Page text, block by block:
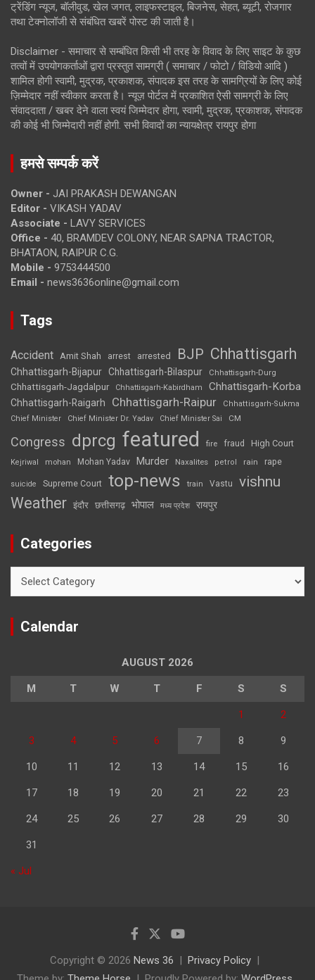
ट्रेंडिंग न्यूज, बॉलीवुड, खेल जगत, लाइफस्टाइल, बिजनेस, सेहत, ब्यूटी, रोजगार
तथा टेक्नोलॉजी से संबंधित खबरें पोस्ट की जाती है।
Disclaimer - समाचार से सम्बंधित किसी भी तरह के विवाद के लिए साइट के कुछ
तत्वों में उपयोगकर्ताओं द्वारा प्रस्तुत सामग्री ( समाचार / फोटो / विडियो आदि )
शामिल होगी स्वामी, मुद्रक, प्रकाशक, संपादक इस तरह के सामग्रियों के लिए कोई
ज़िम्मेदार नहीं स्वीकार करता है। न्यूज़ पोर्टल में प्रकाशित ऐसी सामग्री के लिए
संवाददाता / खबर देने वाला स्वयं जिम्मेदार होगा, स्वामी, मुद्रक, प्रकाशक, संपादक
की कोई भी जिम्मेदारी नहीं होगी. सभी विवादों का न्यायक्षेत्र रायपुर होगा
हमसे सम्पर्क करें
Owner - JAI PRAKASH DEWANGAN
Editor - VIKASH YADAV
Associate - LAVY SERVICES
Office - 40, BRAMDEV COLONY, NEAR SAPNA TRACTOR,
BHATAON, RAIPUR C.G.
Mobile - 9753444500
Email - news3636online@gmail.com
Tags
Accident Amit Shah arrest arrested BJP Chhattisgarh
Chhattisgarh-Bijapur Chhattisgarh-Bilaspur Chhattisgarh-Durg
Chhattisgarh-Jagdalpur Chhattisgarh-Kabirdham Chhattisgarh-Korba
Chhattisgarh-Raigarh Chhattisgarh-Raipur
Chhattisgarh-Sukma
Chief Minister
Chief Minister Dr. Yadav Chief Minister Sai CM
Congress dprcg featured fire fraud High Court
Kejriwal mohan Mohan Yadav Murder Naxalites petrol rain rape
suicide Supreme Court top-news train Vastu vishnu
Weather इंदौर छत्तीसगढ़ भोपाल मध्य प्रदेश रायपुर
Categories
Calendar
AUGUST 2026
M T W T F S S
1 2
3 4 5 6 7 8 9
10 11 12 13 14 15 16
17 18 19 20 21 22 23
24 25 26 27 28 29 30
31
« Jul
Copyright © 2026 News 36
Privacy Policy